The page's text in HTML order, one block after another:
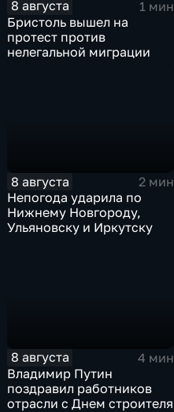
8 августа
1 мин
Бристоль вышел на
протест против
нелегальной миграции
8 августа
2 мин
Непогода ударила по
Нижнему Новгороду,
Ульяновску и Иркутску
8 августа
4 мин
Владимир Путин
поздравил работников
отрасли с Днем строителя